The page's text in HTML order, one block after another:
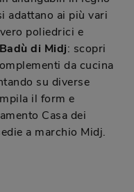
adattano ai più vari
poliedrici e
di Midj: scopri
da cucina
su diverse
il form e
Casa dei
a marchio Midj.